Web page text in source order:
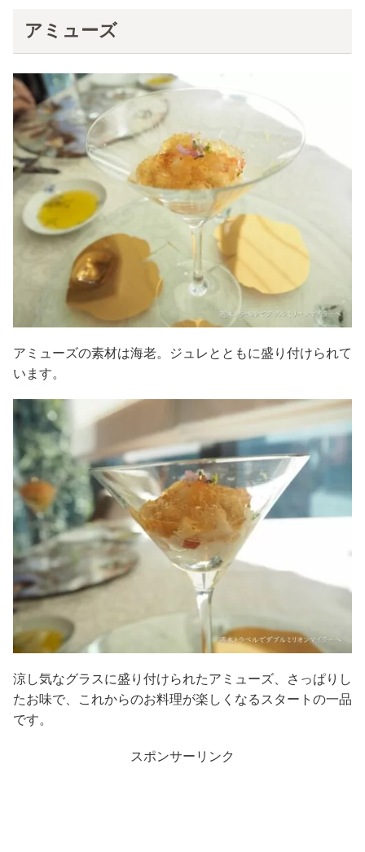
アミューズ
アミューズの素材は海老。ジュレとともに盛り付けられて
います。
涼し気なグラスに盛り付けられたアミューズ、さっぱりし
たお味で、これからのお料理が楽しくなるスタートの一品
です。
スポンサーリンク